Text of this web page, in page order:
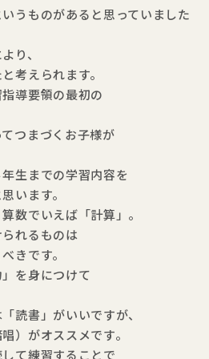
うものがあると思っていました
り、
考えられます。
導要領の最初の
つまづくお子様が
生までの学習内容を
います。
数でいえば「計算」。
られるものは
きです。
を身につけて
読書」がいいですが、
）がオススメです。
て練習することで